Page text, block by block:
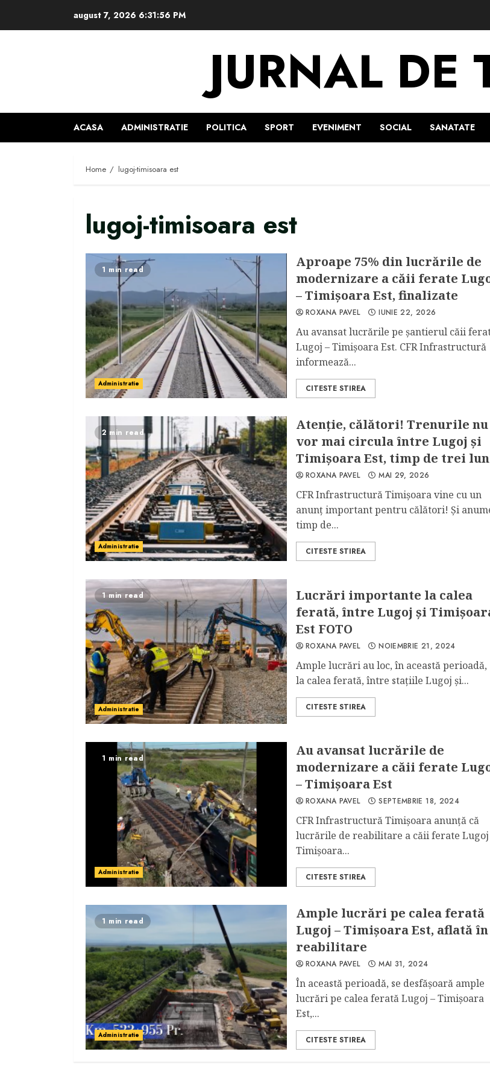
august 7, 2026 6:31:57 PM
JURNAL DE
ACASA ADMINISTRATIE POLITICA SPORT EVENIMENT SOCIAL SANATATE
Home lugoj-timisoara est
lugoj-timisoara est
1 min read
Administratie
Aproape 75% din lucrările de
modernizare a căii ferate
– Timișoara Est, finalizate
ROXANA PAVEL IUNIE 22, 2026
Au avansat lucrările pe șantierul căii
Lugoj – Timișoara Est. CFR Infrastructură
informează...
CITESTE STIREA
2 min read
Administratie
Atenție, călători! Trenurile nu
vor mai circula între Lugoj și
Timișoara Est, timp de trei
ROXANA PAVEL MAI 29, 2026
CFR Infrastructură Timișoara vine cu un
anunț important pentru călători! Și
timp de...
CITESTE STIREA
1 min read
Administratie
Lucrări importante la calea
ferată, între Lugoj și
Est FOTO
ROXANA PAVEL NOIEMBRIE 21, 2024
Ample lucrări au loc, în această perioadă,
la calea ferată, între stațiile Lugoj și...
CITESTE STIREA
1 min read
Administratie
Au avansat lucrările de
modernizare a căii ferate
– Timișoara Est
ROXANA PAVEL SEPTEMBRIE 18, 2024
CFR Infrastructură Timișoara anunță că
lucrările de reabilitare a căii ferate Lugoj
Timișoara...
CITESTE STIREA
1 min read
Administratie
Ample lucrări pe calea ferată
Lugoj – Timișoara Est, aflată în
reabilitare
ROXANA PAVEL MAI 31, 2024
În această perioadă, se desfășoară ample
lucrări pe calea ferată Lugoj – Timișoara
Est,...
CITESTE STIREA